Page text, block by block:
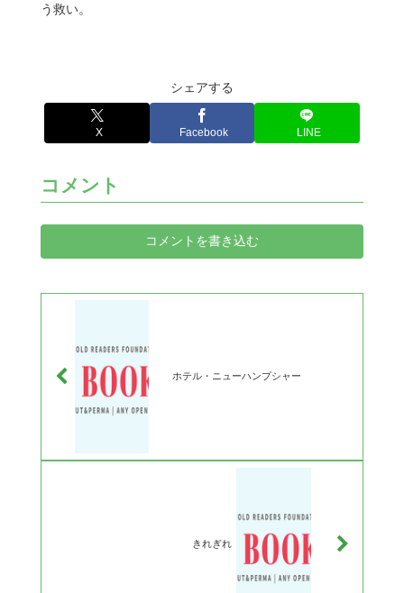
う救い。
シェアする
X Facebook LINE
コメント
コメントを書き込む
ホテル・ニューハンプシャー
きれぎれ